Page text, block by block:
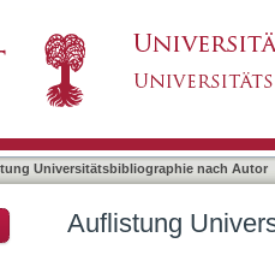
Universitätsbibliographie nach Autor
Auflistung